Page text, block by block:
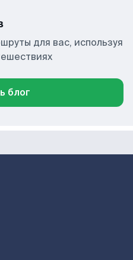
для вас, используя
блог